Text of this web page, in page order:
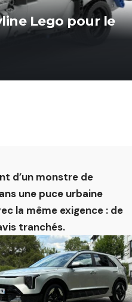
Lego pour le
d’un monstre de
une puce urbaine
la même exigence : de
tranchés.